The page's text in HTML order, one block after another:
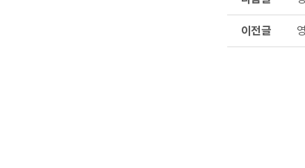
글
글